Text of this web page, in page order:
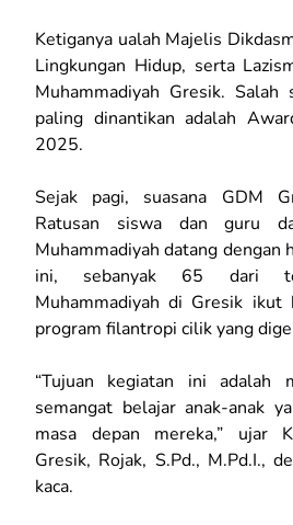
Ketiganya ualah Majelis
Lingkungan Hidup, serta
Muhammadiyah Gresik. Salah
paling dinantikan adalah
2025.
Sejak pagi, suasana GDM
Ratusan siswa dan guru
Muhammadiyah datang dengan
ini, sebanyak 65 dari
Muhammadiyah di Gresik ikut
program filantropi cilik yang
“Tujuan kegiatan ini adalah
semangat belajar anak-anak
masa depan mereka,” ujar
Gresik, Rojak, S.Pd., M.Pd.I.,
kaca.